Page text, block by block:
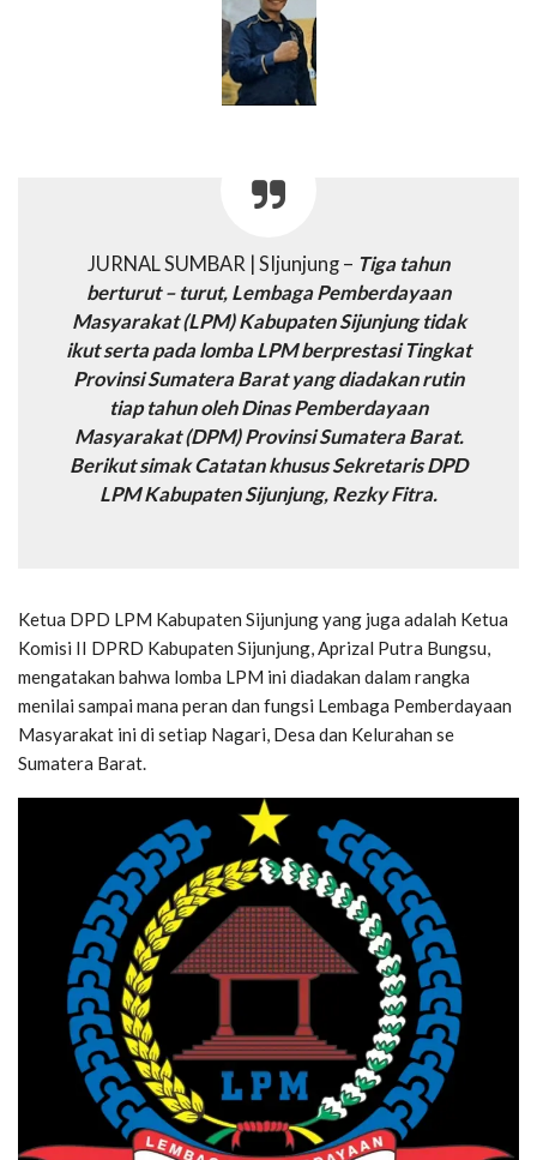
JURNAL SUMBAR | SIjunjung – Tiga tahun
berturut – turut, Lembaga Pemberdayaan
Masyarakat (LPM) Kabupaten Sijunjung tidak
ikut serta pada lomba LPM berprestasi Tingkat
Provinsi Sumatera Barat yang diadakan rutin
tiap tahun oleh Dinas Pemberdayaan
Masyarakat (DPM) Provinsi Sumatera Barat.
Berikut simak Catatan khusus Sekretaris DPD
LPM Kabupaten Sijunjung, Rezky Fitra.
Ketua DPD LPM Kabupaten Sijunjung yang juga adalah Ketua
Komisi II DPRD Kabupaten Sijunjung, Aprizal Putra Bungsu,
mengatakan bahwa lomba LPM ini diadakan dalam rangka
menilai sampai mana peran dan fungsi Lembaga Pemberdayaan
Masyarakat ini di setiap Nagari, Desa dan Kelurahan se
Sumatera Barat.